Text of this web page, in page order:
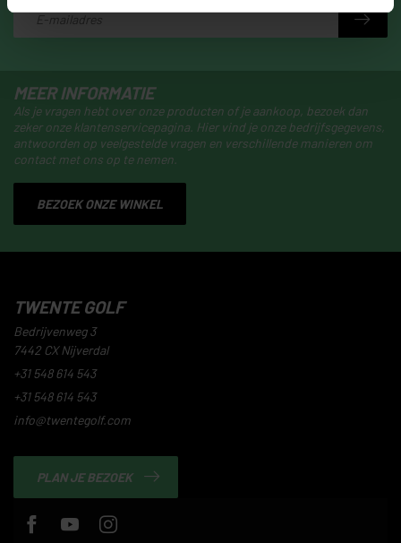
MEER INFORMATIE
Als je vragen hebt over onze producten of je aankoop, bezoek dan
zeker onze klantenservicepagina. Hier vind je onze bedrijfsgegevens,
antwoorden op veelgestelde vragen en verschillende manieren om
contact met ons op te nemen.
BEZOEK ONZE WINKEL
TWENTE GOLF
Bedrijvenweg 3
7442 CX Nijverdal
+31 548 614 543
+31 548 614 543
info@twentegolf.com
PLAN JE BEZOEK